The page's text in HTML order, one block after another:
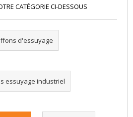
CATÉGORIE CI-DESSOUS
d'essuyage
essuyage industriel